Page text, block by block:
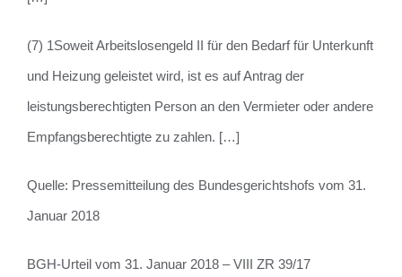
(7) 1Soweit Arbeitslosengeld II für den Bedarf für Unterkunft
und Heizung geleistet wird, ist es auf Antrag der
leistungsberechtigten Person an den Vermieter oder andere
Empfangsberechtigte zu zahlen. […]
Quelle: Pressemitteilung des Bundesgerichtshofs vom 31.
Januar 2018
BGH-Urteil vom 31. Januar 2018 – VIII ZR 39/17